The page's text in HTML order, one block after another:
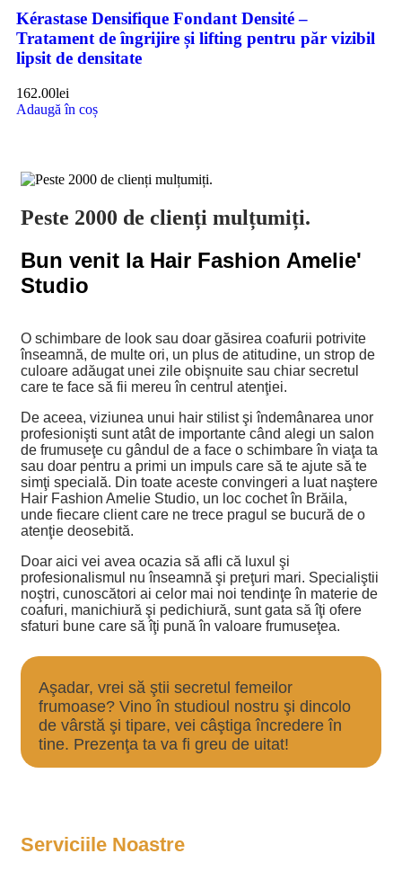
Kérastase Densifique Fondant Densité –
Tratament de îngrijire și lifting pentru păr vizibil
lipsit de densitate
162.00lei
Adaugă în coș
Peste 2000 de clienți mulțumiți.
Bun venit la Hair Fashion Amelie'
Studio
O schimbare de look sau doar găsirea coafurii potrivite
înseamnă, de multe ori, un plus de atitudine, un strop de
culoare adăugat unei zile obişnuite sau chiar secretul
care te face să fii mereu în centrul atenţiei.
De aceea, viziunea unui hair stilist şi îndemânarea unor
profesionişti sunt atât de importante când alegi un salon
de frumuseţe cu gândul de a face o schimbare în viaţa ta
sau doar pentru a primi un impuls care să te ajute să te
simţi specială. Din toate aceste convingeri a luat naştere
Hair Fashion Amelie Studio, un loc cochet în Brăila,
unde fiecare client care ne trece pragul se bucură de o
atenţie deosebită.
Doar aici vei avea ocazia să afli că luxul şi
profesionalismul nu înseamnă şi preţuri mari. Specialiştii
noştri, cunoscători ai celor mai noi tendinţe în materie de
coafuri, manichiură şi pedichiură, sunt gata să îţi ofere
sfaturi bune care să îţi pună în valoare frumuseţea.
Aşadar, vrei să ştii secretul femeilor
frumoase? Vino în studioul nostru şi dincolo
de vârstă şi tipare, vei câştiga încredere în
tine. Prezenţa ta va fi greu de uitat!
Serviciile Noastre